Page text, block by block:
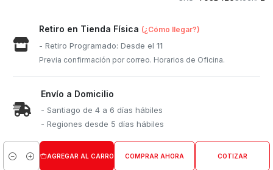
Retiro en Tienda Física (¿Cómo llegar?)
- Retiro Programado: Desde el11
Previa confirmación por correo. Horarios de Oficina.
Envío a Domicilio
- Santiago de 4 a 6 días hábiles
- Regiones desde 5 días hábiles
Cantidad
AGREGAR AL CARRO COMPRAR AHORA COTIZAR